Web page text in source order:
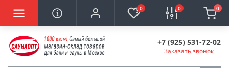
0 0 0
+7 (925) 531-72-02
Заказать звонок